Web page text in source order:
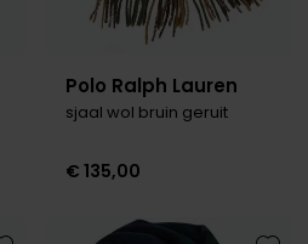
Polo Ralph Lauren
sjaal wol bruin geruit
€ 135,00